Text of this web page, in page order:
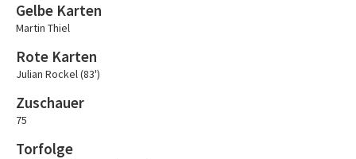
Gelbe Karten
Martin Thiel
Rote Karten
Julian Rockel (83')
Zuschauer
75
Torfolge